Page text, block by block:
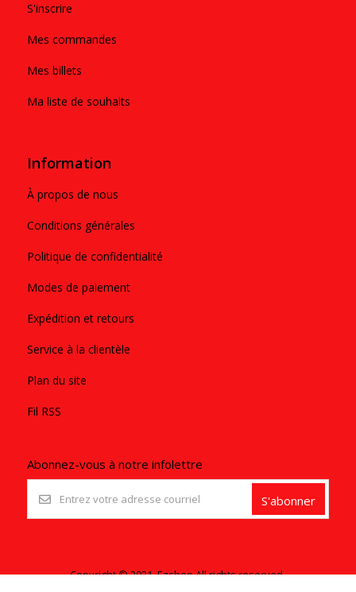
S'inscrire
Mes commandes
Mes billets
Ma liste de souhaits
Information
À propos de nous
Conditions générales
Politique de confidentialité
Modes de paiement
Expédition et retours
Service à la clientèle
Plan du site
Fil RSS
Abonnez-vous à notre infolettre
S'abonner
Copyright © 2021. Ezshop All rights reserved.